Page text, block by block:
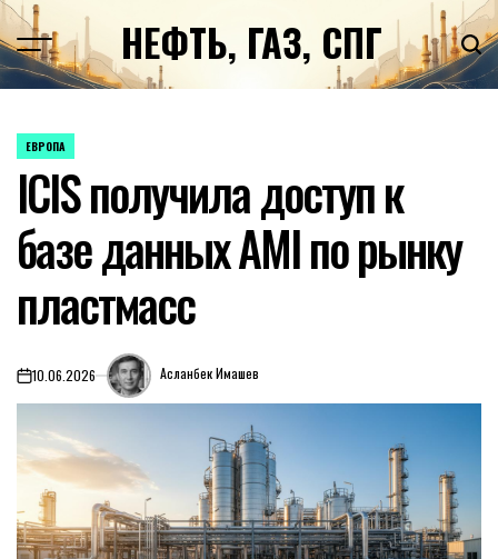
Перейти
к
содержимомуНЕФТЬ, ГАЗ, СПГ
ОПУБЛИКОВАНО
ЕВРОПА
ICIS получила доступ к
базе данных AMI по рынку
пластмасс
on10.06.2026 Асланбек Имашев